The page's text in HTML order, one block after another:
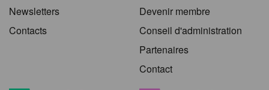
Newsletters
Contacts
Devenir membre
Conseil d'administration
Partenaires
Contact